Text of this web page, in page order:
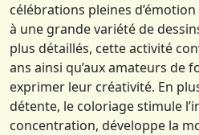
célébrations pleines
à une grande variété de
plus détaillés, cette activité
ans ainsi qu’aux amateurs de
exprimer leur créativité. En
détente, le coloriage stimule
concentration, développe la